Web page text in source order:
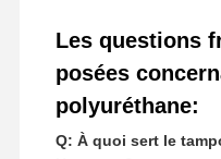
Les questions
posées
polyuréthane:
Q: À quoi sert le